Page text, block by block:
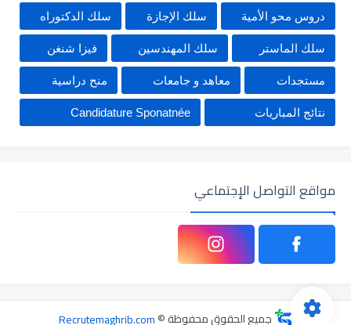
دروس محو الأمية سلك الإجازة سلك الدكتوراه
سلك الماستر سلك المهندسين فيزا شنغن
مستجدات معاهد و جامعات منح دراسية
نتائج المباريات Candidature Sponatnée
مواقع التواصل الإجتماعي
جميع الحقوق محفوظة ©Recrutemaghrib.com